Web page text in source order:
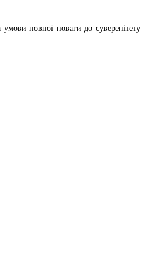
повної поваги до суверенітету